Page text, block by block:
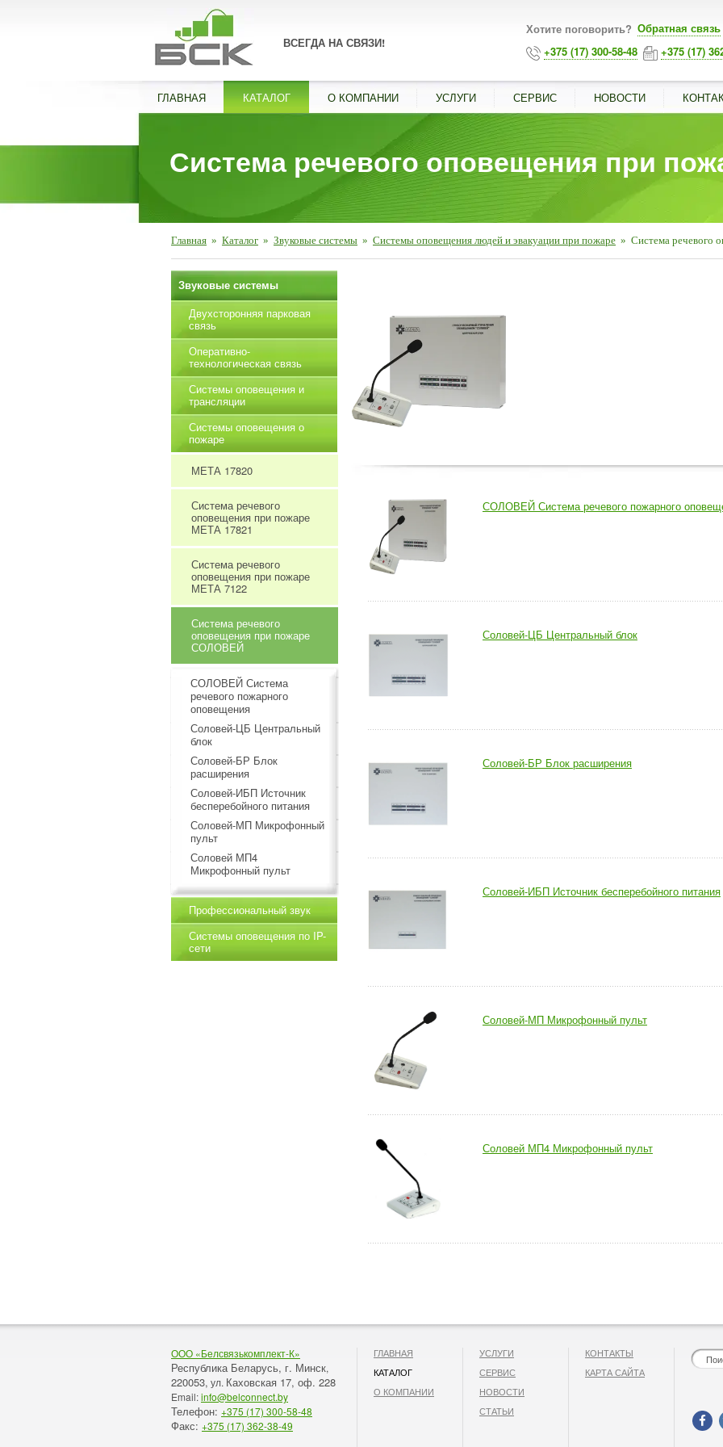
ВСЕГДА НА СВЯЗИ!
Хотите поговорить? Обратная связь
+375 (17) 300-58-48
+375 (17)
ГЛАВНАЯ КАТАЛОГ О КОМПАНИИ УСЛУГИ СЕРВИС НОВОСТИ
Система речевого оповещения при
Главная » Каталог » Звуковые системы » Системы оповещения людей и эвакуации при пожаре » Система
СОЛОВЕЙ Система речевого пожарного
Соловей-ЦБ Центральный блок
Соловей-БР Блок расширения
Соловей-ИБП Источник бесперебойного питания
Соловей-МП Микрофонный пульт
Соловей МП4 Микрофонный пульт
Звуковые системы
Двухсторонняя парковая
связь
Оперативно-
технологическая связь
Системы оповещения и
трансляции
Системы оповещения о
пожаре
МЕТА 17820
Система речевого
оповещения при пожаре
МЕТА 17821
Система речевого
оповещения при пожаре
МЕТА 7122
Система речевого
оповещения при пожаре
СОЛОВЕЙ
СОЛОВЕЙ Система
речевого пожарного
оповещения
Соловей-ЦБ Центральный
блок
Соловей-БР Блок
расширения
Соловей-ИБП Источник
бесперебойного питания
Соловей-МП Микрофонный
пульт
Соловей МП4
Микрофонный пульт
Профессиональный звук
Системы оповещения по IP-
сети
ООО «Белсвязькомплект-К»
Республика Беларусь, г. Минск,
220053, ул. Каховская 17, оф. 228
Email:info@belconnect.by
Телефон: +375 (17) 300-58-48
Факс: +375 (17) 362-38-49
ГЛАВНАЯ
КАТАЛОГ
О КОМПАНИИ
УСЛУГИ
СЕРВИС
НОВОСТИ
СТАТЬИ
КОНТАКТЫ
КАРТА САЙТА